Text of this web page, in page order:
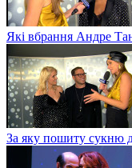
Які вбрання Андре
За яку пошиту сукню